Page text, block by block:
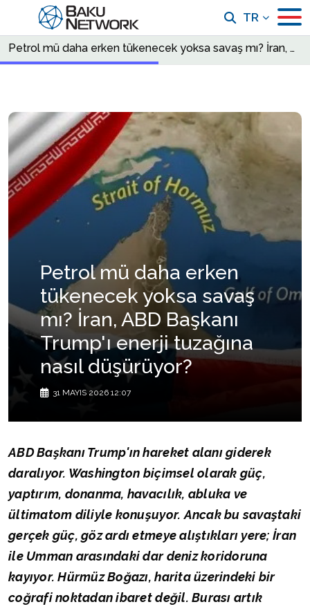
TR
Petrol mü daha erken tükenecek yoksa savaş mı? İran, ABD Başkanı Trump'ı enerji tuzağına nasıl düşürüyor?
Petrol mü daha erken
tükenecek yoksa savaş
mı? İran, ABD Başkanı
Trump'ı enerji tuzağına
nasıl düşürüyor?
31 MAYIS 2026 12:07
ABD Başkanı Trump'ın hareket alanı giderek
daralıyor. Washington biçimsel olarak güç,
yaptırım, donanma, havacılık, abluka ve
ültimatom diliyle konuşuyor. Ancak bu savaştaki
gerçek güç, göz ardı etmeye alıştıkları yere; İran
ile Umman arasındaki dar deniz koridoruna
kayıyor. Hürmüz Boğazı, harita üzerindeki bir
coğrafi noktadan ibaret değil. Burası artık